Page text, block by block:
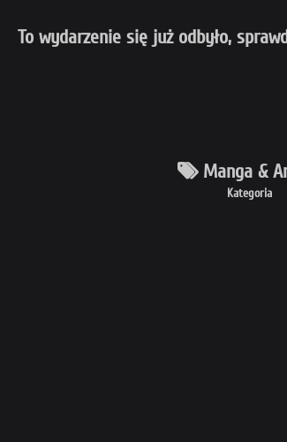
To wydarzenie się już odbyło,
Kategoria
Manga &